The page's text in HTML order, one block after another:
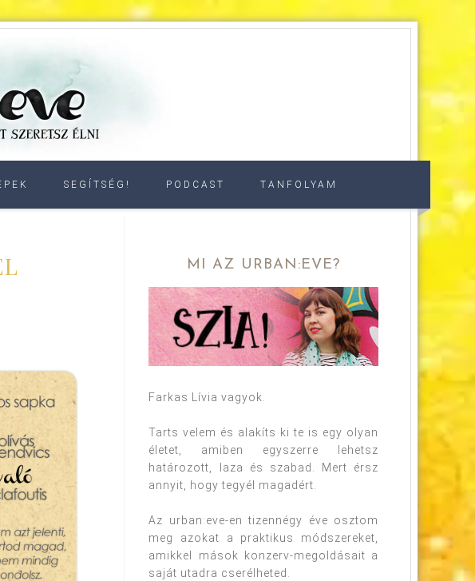
SEGÍTSÉG! PODCAST TANFOLYAM
MI AZ URBAN:EVE?
Farkas Lívia vagyok.
Tarts velem és alakíts ki te is egy olyan
életet, amiben egyszerre lehetsz
határozott, laza és szabad. Mert érsz
annyit, hogy tegyél magadért.
Az urban:eve-en tizennégy éve osztom
meg azokat a praktikus módszereket,
amikkel mások konzerv-megoldásait a
saját utadra cserélheted.